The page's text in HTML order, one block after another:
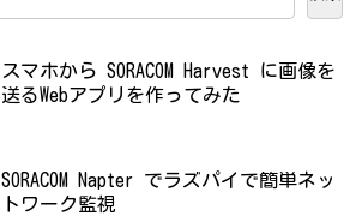
スマホから SORACOM Harvest に画像を
送るWebアプリを作ってみた
SORACOM Napter でラズパイで簡単ネッ
トワーク監視